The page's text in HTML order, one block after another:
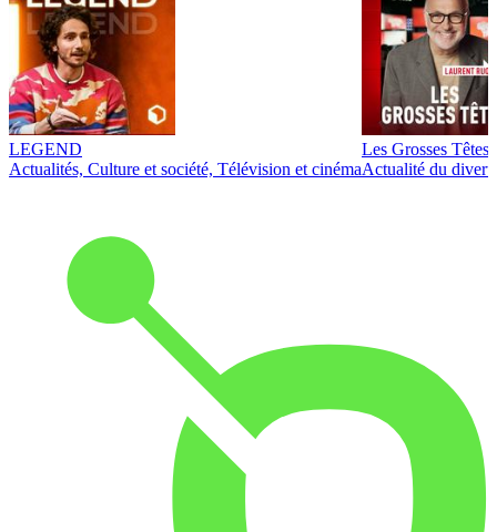
LEGEND
Actualités, Culture et société, Télévision et cinéma
Les Grosses Têtes
Actualité du